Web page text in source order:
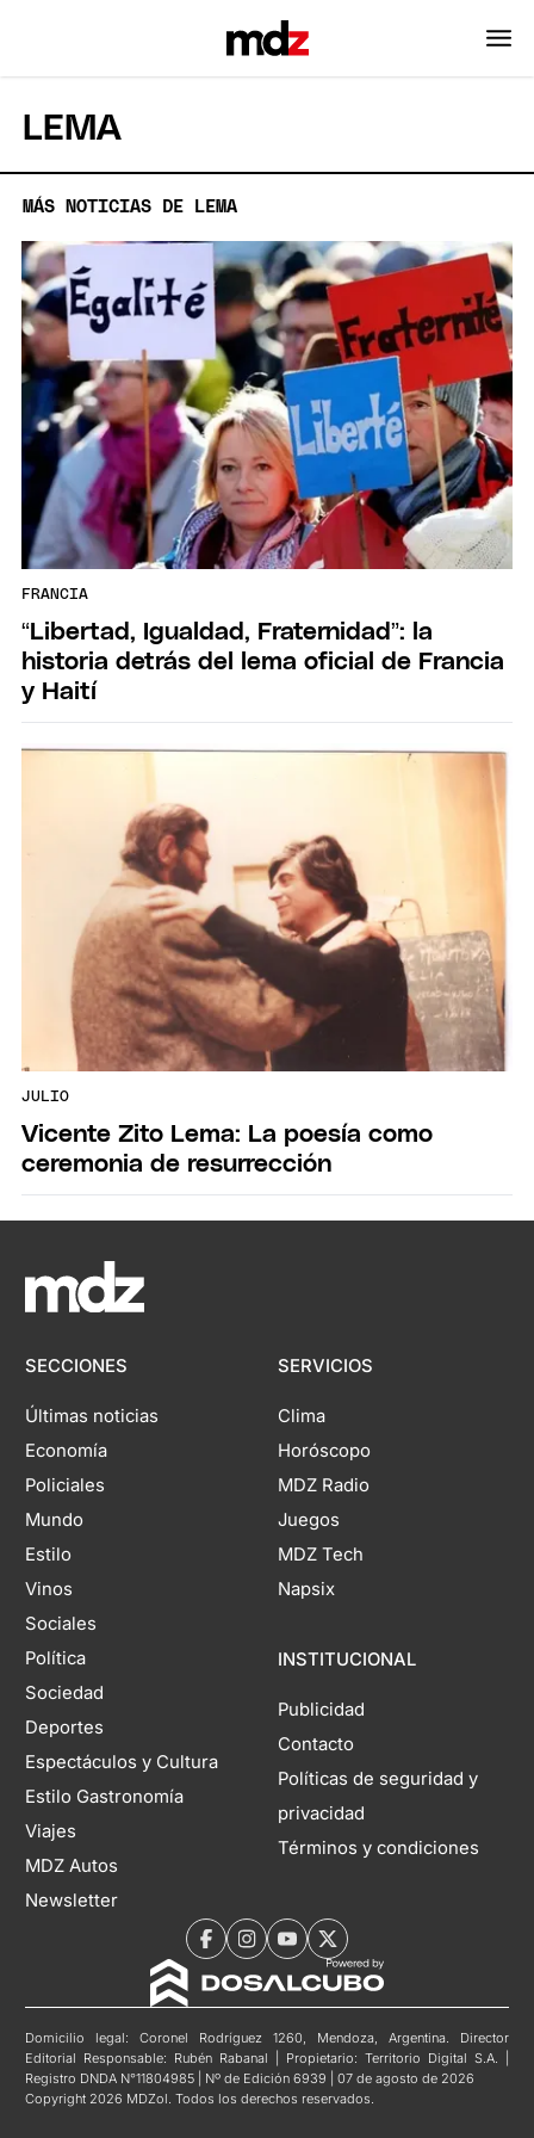
LEMA
MÁS NOTICIAS DE LEMA
FRANCIA
“Libertad, Igualdad, Fraternidad”: la
historia detrás del lema oficial de Francia
y Haití
JULIO
Vicente Zito Lema: La poesía como
ceremonia de resurrección
SECCIONES
Últimas noticias
Economía
Policiales
Mundo
Estilo
Vinos
Sociales
Política
Sociedad
Deportes
Espectáculos y Cultura
Estilo Gastronomía
Viajes
MDZ Autos
Newsletter
SERVICIOS
Clima
Horóscopo
MDZ Radio
Juegos
MDZ Tech
Napsix
INSTITUCIONAL
Publicidad
Contacto
Políticas de seguridad y
privacidad
Términos y condiciones
Domicilio legal: Coronel Rodríguez 1260, Mendoza, Argentina. Director
Editorial Responsable: Rubén Rabanal | Propietario: Territorio Digital S.A. |
Registro DNDA N°11804985 | Nº de Edición 6939 | 07 de agosto de 2026
Copyright 2026 MDZol. Todos los derechos reservados.